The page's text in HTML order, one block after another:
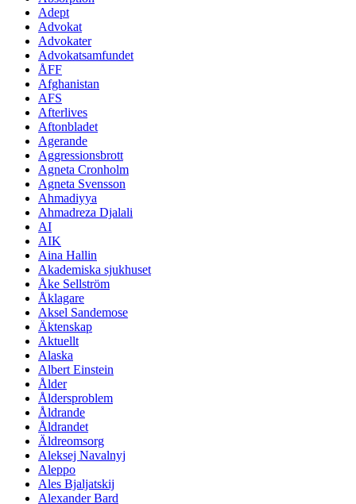
Adept
Advokat
Advokater
Advokatsamfundet
ÅFF
Afghanistan
AFS
Afterlives
Aftonbladet
Agerande
Aggressionsbrott
Agneta Cronholm
Agneta Svensson
Ahmadiyya
Ahmadreza Djalali
AI
AIK
Aina Hallin
Akademiska sjukhuset
Åke Sellström
Åklagare
Aksel Sandemose
Äktenskap
Aktuellt
Alaska
Albert Einstein
Ålder
Åldersproblem
Åldrande
Åldrandet
Äldreomsorg
Aleksej Navalnyj
Aleppo
Ales Bjaljatskij
Alexander Bard